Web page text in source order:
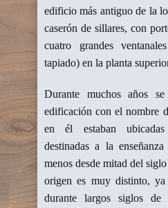
edificio más antiguo de la
caserón de sillares, con
cuatro grandes
tapiado) en la planta
Durante muchos años
edificación con el nombre
en él estaban
destinadas a la
menos desde mitad del
origen es muy distinto,
durante largos siglos